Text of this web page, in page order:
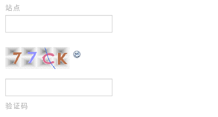
站点
验证码